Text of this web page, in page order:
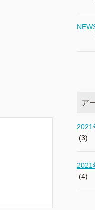
ア
2021
(3)
2021
(4)